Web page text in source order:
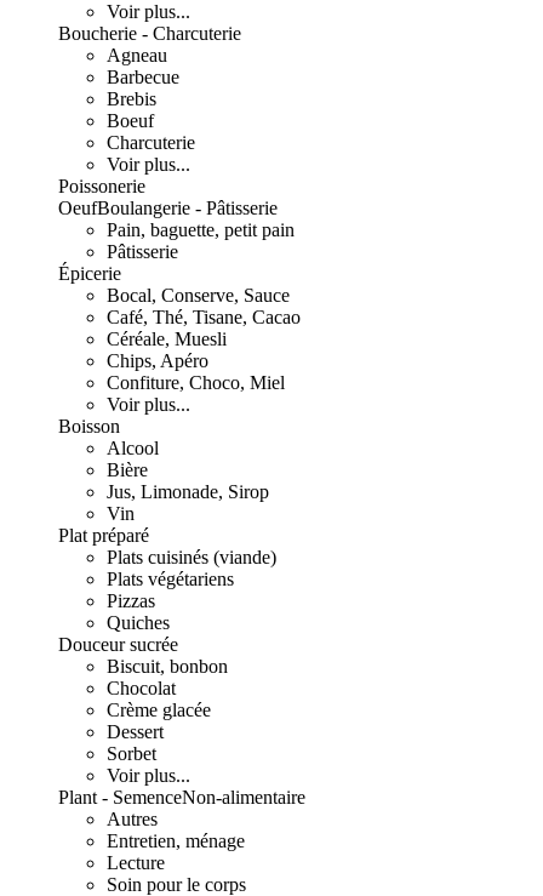
Voir plus...
Boucherie - Charcuterie
Agneau
Barbecue
Brebis
Boeuf
Charcuterie
Voir plus...
Poissonerie
OeufBoulangerie - Pâtisserie
Pain, baguette, petit pain
Pâtisserie
Épicerie
Bocal, Conserve, Sauce
Café, Thé, Tisane, Cacao
Céréale, Muesli
Chips, Apéro
Confiture, Choco, Miel
Voir plus...
Boisson
Alcool
Bière
Jus, Limonade, Sirop
Vin
Plat préparé
Plats cuisinés (viande)
Plats végétariens
Pizzas
Quiches
Douceur sucrée
Biscuit, bonbon
Chocolat
Crème glacée
Dessert
Sorbet
Voir plus...
Plant - SemenceNon-alimentaire
Autres
Entretien, ménage
Lecture
Soin pour le corps